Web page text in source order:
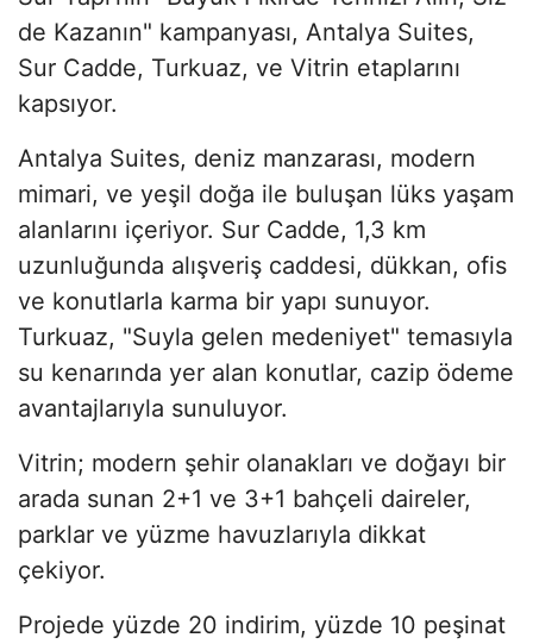
de Kazanın" kampanyası, Antalya Suites,
Sur Cadde, Turkuaz, ve Vitrin etaplarını
kapsıyor.
Antalya Suites, deniz manzarası, modern
mimari, ve yeşil doğa ile buluşan lüks yaşam
alanlarını içeriyor. Sur Cadde, 1,3 km
uzunluğunda alışveriş caddesi, dükkan, ofis
ve konutlarla karma bir yapı sunuyor.
Turkuaz, "Suyla gelen medeniyet" temasıyla
su kenarında yer alan konutlar, cazip ödeme
avantajlarıyla sunuluyor.
Vitrin; modern şehir olanakları ve doğayı bir
arada sunan 2+1 ve 3+1 bahçeli daireler,
parklar ve yüzme havuzlarıyla dikkat
çekiyor.
Projede yüzde 20 indirim, yüzde 10 peşinat